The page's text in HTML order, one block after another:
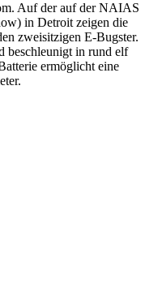
Auf der auf der NAIAS
in Detroit zeigen die
zweisitzigen E-Bugster.
beschleunigt in rund elf
ermöglicht eine